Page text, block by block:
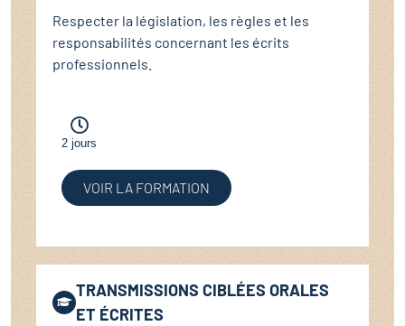
Respecter la législation, les règles et les
responsabilités concernant les écrits
professionnels.
2 jours
VOIR LA FORMATION
TRANSMISSIONS CIBLÉES ORALES
ET ÉCRITES